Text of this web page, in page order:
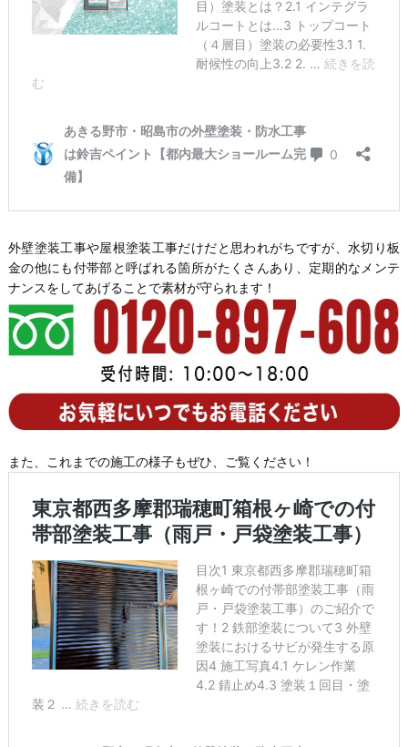
外壁塗装工事や屋根塗装工事だけだと思われがちですが、水切り板
金の他にも付帯部と呼ばれる箇所がたくさんあり、定期的なメンテ
ナンスをしてあげることで素材が守られます！
また、これまでの施工の様子もぜひ、ご覧ください！